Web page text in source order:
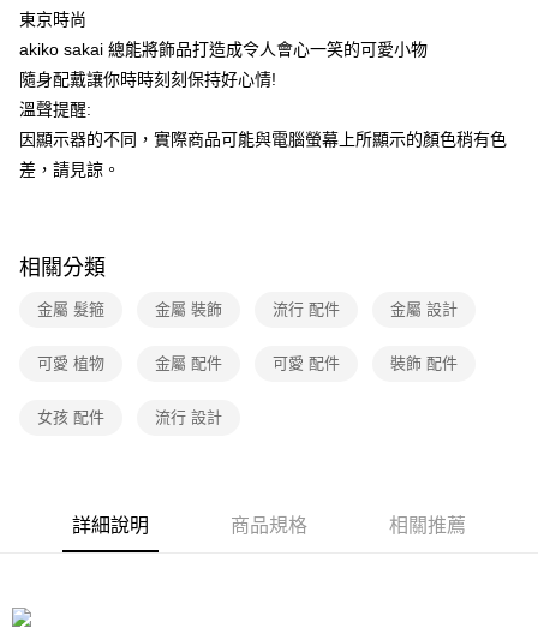
東京時尚
akiko sakai 總能將飾品打造成令人會心一笑的可愛小物
隨身配戴讓你時時刻刻保持好心情!
溫聲提醒:
因顯示器的不同，實際商品可能與電腦螢幕上所顯示的顏色稍有色
差，請見諒。
相關分類
金屬 髮箍 金屬 裝飾 流行 配件 金屬 設計
可愛 植物 金屬 配件 可愛 配件 裝飾 配件
女孩 配件 流行 設計
詳細說明 商品規格 相關推薦